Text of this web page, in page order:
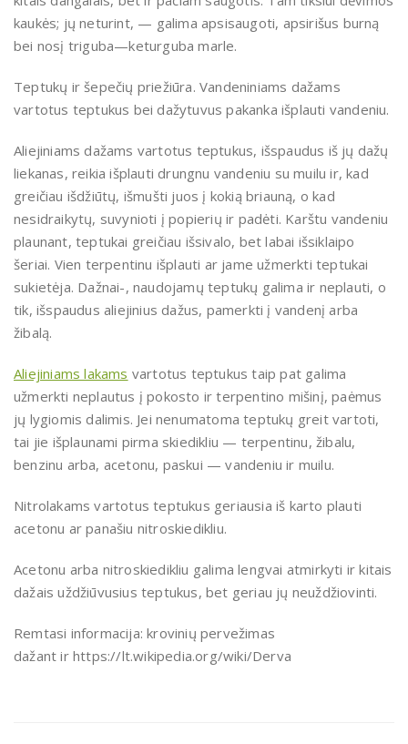
kaukės; jų neturint, — galima apsisaugoti, apsirišus burną
bei nosį triguba—keturguba marle.
Teptukų ir šepečių priežiūra. Vandeniniams dažams
vartotus teptukus bei dažytuvus pakanka išplauti vandeniu.
Aliejiniams dažams vartotus teptukus, išspaudus iš jų dažų
liekanas, reikia išplauti drungnu vandeniu su muilu ir, kad
greičiau išdžiūtų, išmušti juos į kokią briauną, o kad
nesidraikytų, suvynioti į popierių ir padėti. Karštu vandeniu
plaunant, teptukai greičiau išsivalo, bet labai išsiklaipo
šeriai. Vien terpentinu išplauti ar jame užmerkti teptukai
sukietėja. Dažnai-, naudojamų teptukų galima ir neplauti, o
tik, išspaudus aliejinius dažus, pamerkti į vandenį arba
žibalą.
Aliejiniams lakams vartotus teptukus taip pat galima
užmerkti neplautus į pokosto ir terpentino mišinį, paėmus
jų lygiomis dalimis. Jei nenumatoma teptukų greit vartoti,
tai jie išplaunami pirma skiedikliu — terpentinu, žibalu,
benzinu arba, acetonu, paskui — vandeniu ir muilu.
Nitrolakams vartotus teptukus geriausia iš karto plauti
acetonu ar panašiu nitroskiedikliu.
Acetonu arba nitroskiedikliu galima lengvai atmirkyti ir kitais
dažais uždžiūvusius teptukus, bet geriau jų neuždžiovinti.
Remtasi informacija: krovinių pervežimas
dažant ir https://lt.wikipedia.org/wiki/Derva